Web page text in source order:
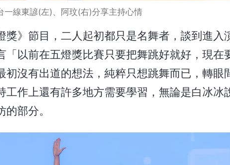
一線東諺(左)、阿玟(右)分享主持心情
》節目，二人起初都只是名舞者，談到進入
以前在五燈獎比賽只要把舞跳好就好，現在
沒有出道的想法，純粹只想跳舞而已，轉眼
作上還有許多地方需要學習，無論是白冰冰
部分。